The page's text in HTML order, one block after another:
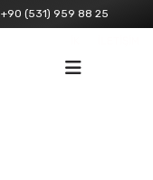
+90 (531) 959 88 25